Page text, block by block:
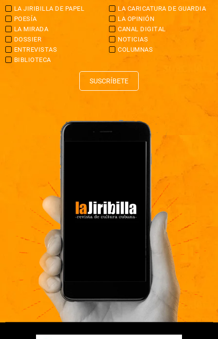
LA JIRIBILLA DE PAPEL
LA CARICATURA DE GUARDIA
POESÍA
LA OPINIÓN
LA MIRADA
CANAL DIGITAL
DOSSIER
NOTICIAS
ENTREVISTAS
COLUMNAS
BIBLIOTECA
SUSCRÍBETE